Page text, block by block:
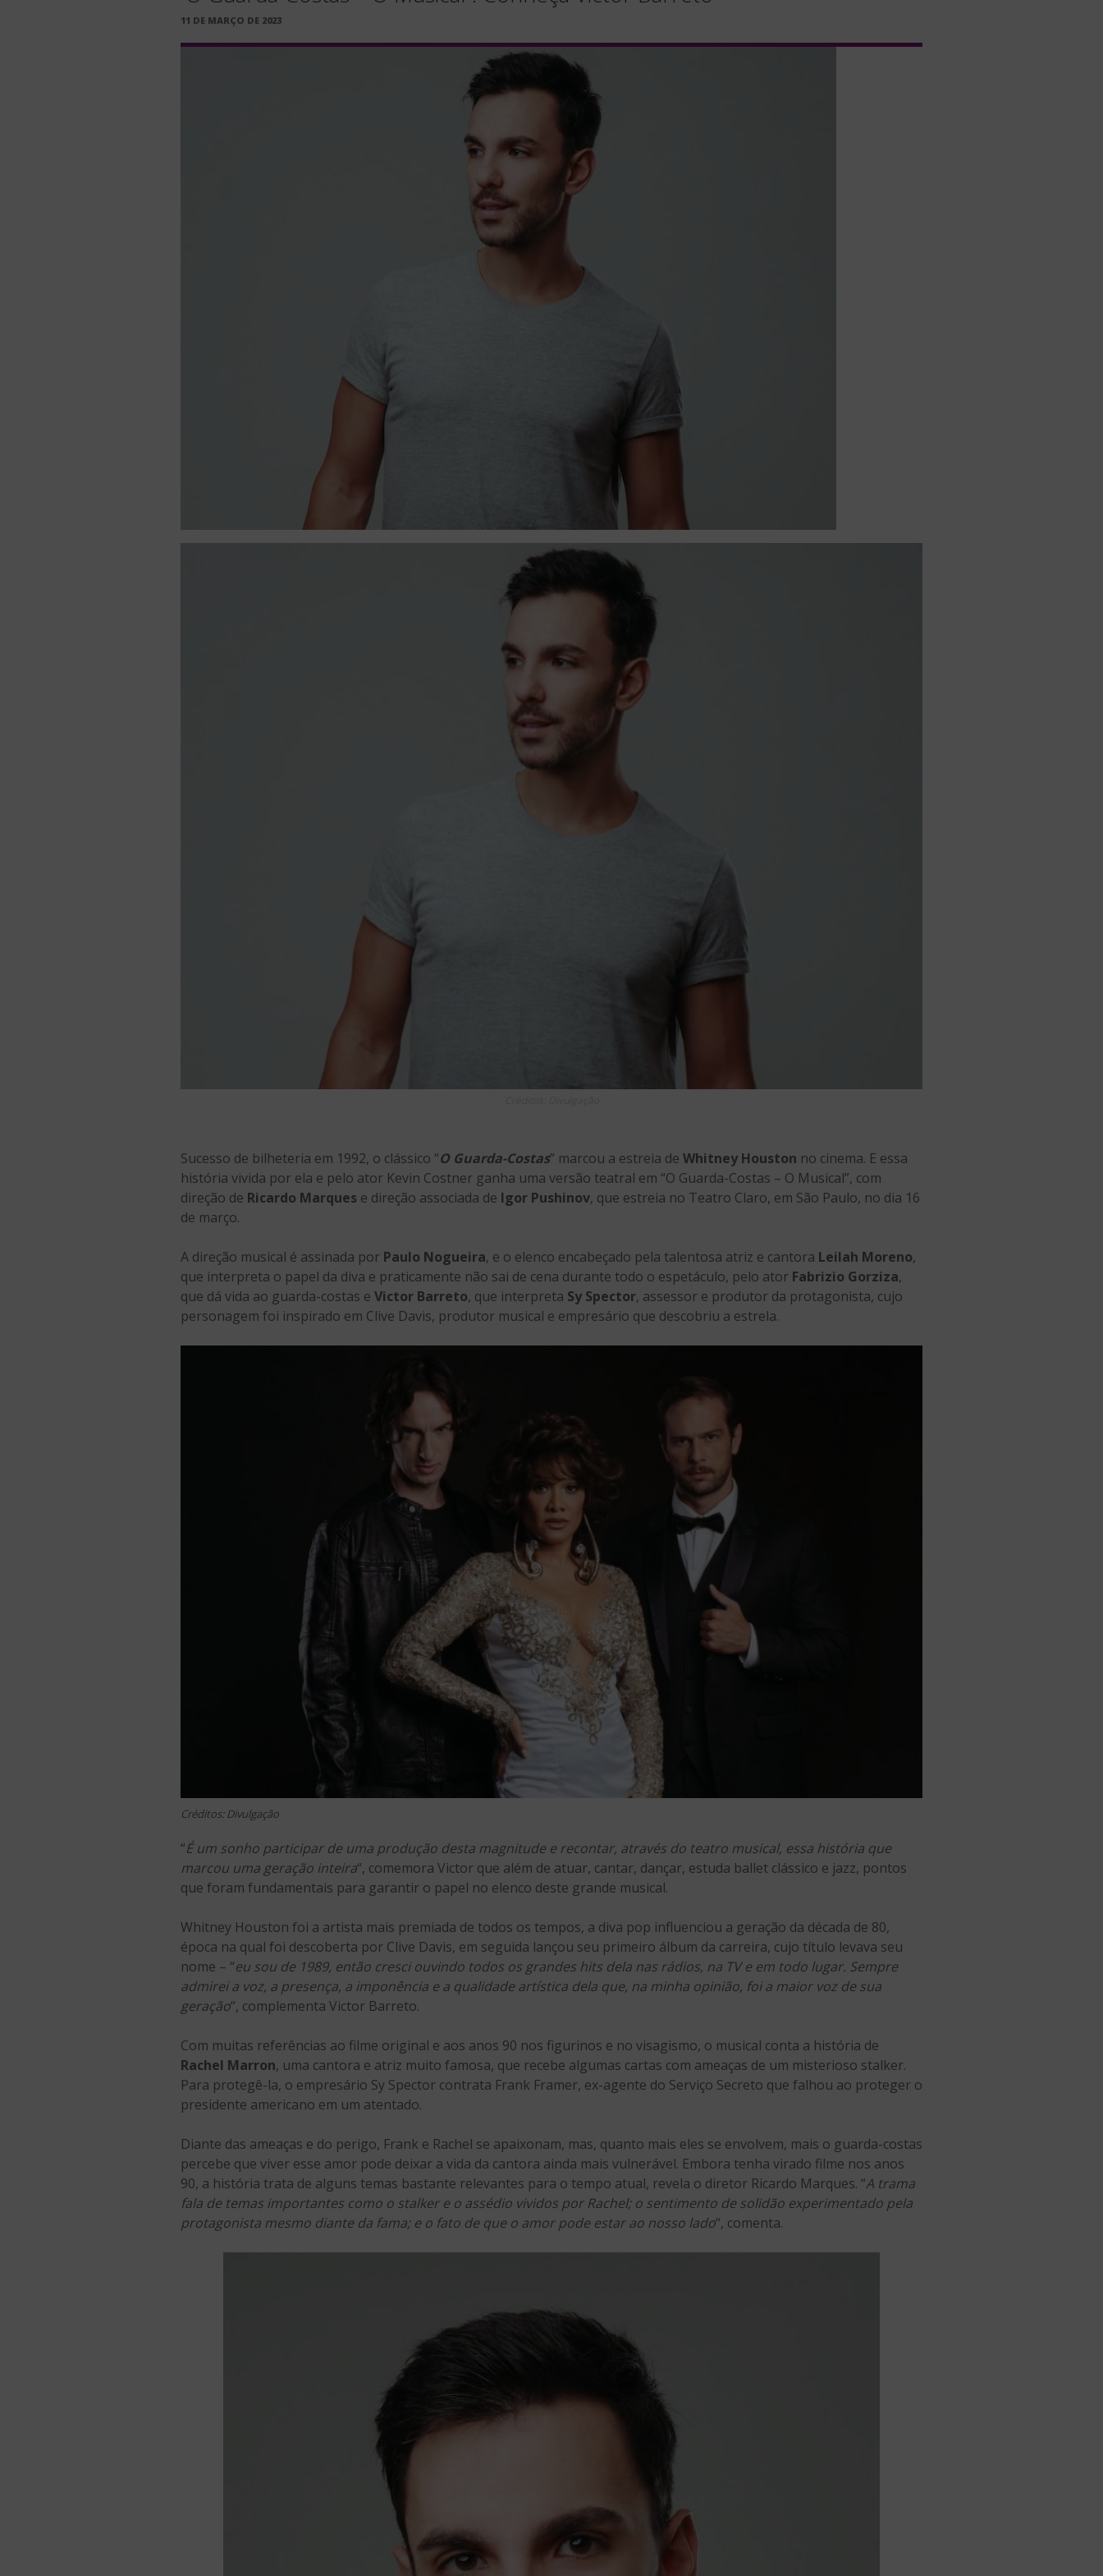
PUBLICADO
11 DE MARÇO DE 2023
Sucesso de bilheteria em 1992, o clássico “O Guarda-Costas” marcou a estreia de Whitney Houston no cinema. E essa
história vivida por ela e pelo ator Kevin Costner ganha uma versão teatral em “O Guarda-Costas – O Musical”, com
direção de Ricardo Marques e direção associada de Igor Pushinov, que estreia no Teatro Claro, em São Paulo, no dia 16
de março.
A direção musical é assinada por Paulo Nogueira, e o elenco encabeçado pela talentosa atriz e cantora Leilah Moreno,
que interpreta o papel da diva e praticamente não sai de cena durante todo o espetáculo, pelo ator Fabrizio Gorziza,
que dá vida ao guarda-costas e Victor Barreto, que interpreta Sy Spector, assessor e produtor da protagonista, cujo
personagem foi inspirado em Clive Davis, produtor musical e empresário que descobriu a estrela.
Créditos: Divulgação
“É um sonho participar de uma produção desta magnitude e recontar, através do teatro musical, essa história que
marcou uma geração inteira“, comemora Victor que além de atuar, cantar, dançar, estuda ballet clássico e jazz, pontos
que foram fundamentais para garantir o papel no elenco deste grande musical.
Whitney Houston foi a artista mais premiada de todos os tempos, a diva pop influenciou a geração da década de 80,
época na qual foi descoberta por Clive Davis, em seguida lançou seu primeiro álbum da carreira, cujo título levava seu
nome – “eu sou de 1989, então cresci ouvindo todos os grandes hits dela nas rádios, na TV e em todo lugar. Sempre
admirei a voz, a presença, a imponência e a qualidade artística dela que, na minha opinião, foi a maior voz de sua
geração“, complementa Victor Barreto.
Com muitas referências ao filme original e aos anos 90 nos figurinos e no visagismo, o musical conta a história de
Rachel Marron, uma cantora e atriz muito famosa, que recebe algumas cartas com ameaças de um misterioso stalker.
Para protegê-la, o empresário Sy Spector contrata Frank Framer, ex-agente do Serviço Secreto que falhou ao proteger o
presidente americano em um atentado.
Diante das ameaças e do perigo, Frank e Rachel se apaixonam, mas, quanto mais eles se envolvem, mais o guarda-costas
percebe que viver esse amor pode deixar a vida da cantora ainda mais vulnerável. Embora tenha virado filme nos anos
90, a história trata de alguns temas bastante relevantes para o tempo atual, revela o diretor Ricardo Marques. “A trama
fala de temas importantes como o stalker e o assédio vividos por Rachel; o sentimento de solidão experimentado pela
protagonista mesmo diante da fama; e o fato de que o amor pode estar ao nosso lado“, comenta.